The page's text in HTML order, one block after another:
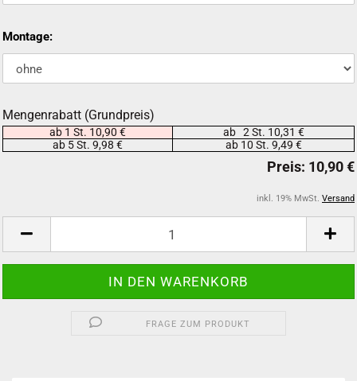
Montage:
Mengenrabatt (Grundpreis)
ab 1 St. 10,90 €
ab 2 St. 10,31 €
ab 5 St. 9,98 €
ab 10 St. 9,49 €
inkl. 19% MwSt. Versand
FRAGE ZUM PRODUKT